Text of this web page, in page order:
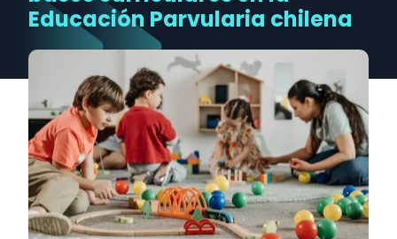
Educación Parvularia chilena